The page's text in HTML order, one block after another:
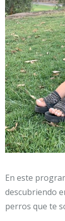
En este
descubriendo
perros que te